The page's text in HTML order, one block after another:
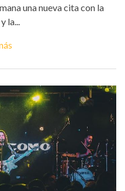
una nueva cita con la
la...